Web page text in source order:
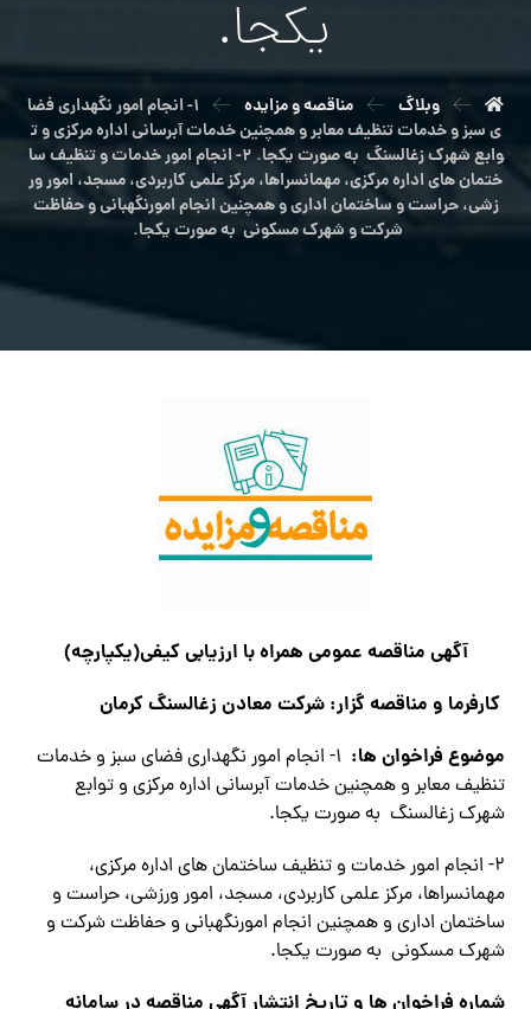
یکجا.
وبلاگ مناقصه و مزایده
۱- انجام امور نگهداري فضا
ي سبز و خدمات تنظيف معابر و همچنين خدمات آبرسانی اداره مركزي و ت
وابع شهرک زغالسنگ به صورت يكجا. ۲- انجام امور خدمات و تنظيف سا
ختمان های اداره مرکزی، مهمانسراها، مرکز علمی کاربردی، مسجد، امور ور
زشی، حراست و ساختمان اداری و همچنين انجام امورنگهبانی و حفاظت
شركت و شهرک مسکونی به صورت یکجا.
آگهي مناقصه عمومی همراه با ارزیابی کیفی(یکپارچه)
كارفرما و مناقصه گزار:شركت معادن زغالسنگ كرمان
موضوع فراخوان ها:
۱- انجام امور نگهداري فضاي سبز و خدمات
تنظيف معابر و همچنين خدمات آبرسانی اداره مركزي و توابع
شهرک زغالسنگ به صورت يكجا.
۲- انجام امور خدمات و تنظيف ساختمان های اداره مرکزی،
مهمانسراها، مرکز علمی کاربردی، مسجد، امور ورزشی، حراست و
ساختمان اداری و همچنين انجام امورنگهبانی و حفاظت شركت و
شهرک مسکونی به صورت یکجا.